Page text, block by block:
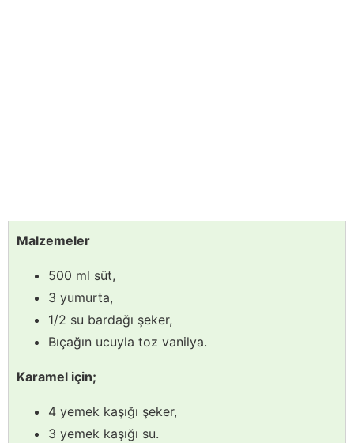
Malzemeler
500 ml süt,
3 yumurta,
1/2 su bardağı şeker,
Bıçağın ucuyla toz vanilya.
Karamel için;
4 yemek kaşığı şeker,
3 yemek kaşığı su.